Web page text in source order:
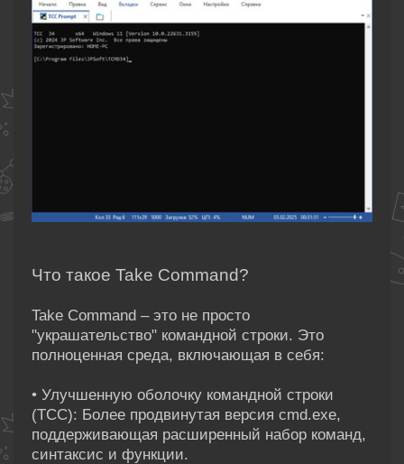
Что такое Take Command?
Take Command – это не просто
"украшательство" командной строки. Это
полноценная среда, включающая в себя:
• Улучшенную оболочку командной строки
(TCC): Более продвинутая версия cmd.exe,
поддерживающая расширенный набор команд,
синтаксис и функции.